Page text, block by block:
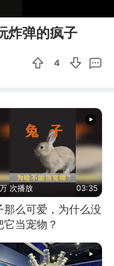
炸弹的疯子
4
次播放 03:35
那么可爱，为什么没
它当宠物？